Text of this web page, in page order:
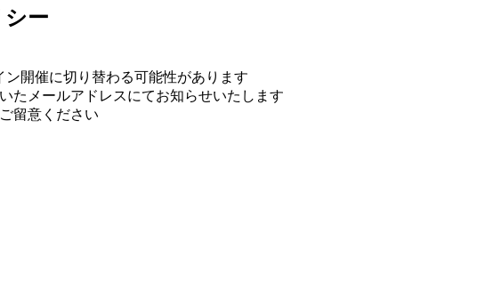
ー
開催に切り替わる可能性があります
たメールアドレスにてお知らせいたします
留意ください